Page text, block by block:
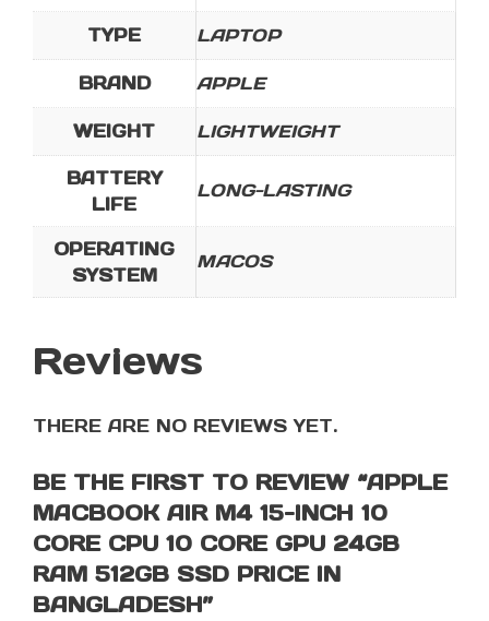
TYPE LAPTOP
BRAND APPLE
WEIGHT LIGHTWEIGHT
BATTERY
LIFE
LONG-LASTING
OPERATING
SYSTEM
MACOS
Reviews
THERE ARE NO REVIEWS YET.
BE THE FIRST TO REVIEW “APPLE
MACBOOK AIR M4 15-INCH 10
CORE CPU 10 CORE GPU 24GB
RAM 512GB SSD PRICE IN
BANGLADESH”